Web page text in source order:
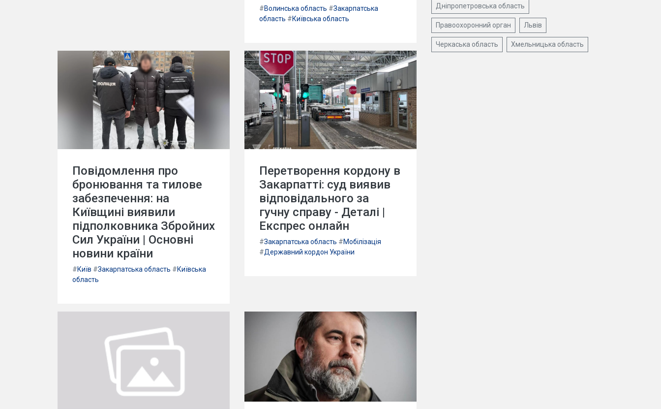
#Волинська область #Закарпатська
область #Київська область
Повідомлення про
бронювання та тилове
забезпечення: на
Київщині виявили
підполковника Збройних
Сил України | Основні
новини країни
#Київ #Закарпатська область #Київська
область
Перетворення кордону в
Закарпатті: суд виявив
відповідального за
гучну справу - Деталі |
Експрес онлайн
#Закарпатська область #Мобілізація
#Державний кордон України
Дніпропетровська область
Правоохоронний орган Львів
Черкаська область Хмельницька область